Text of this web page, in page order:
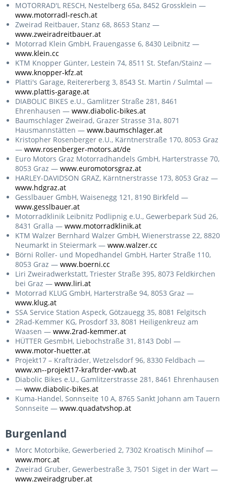
MOTORRAD'L RESCH, Nestelberg 65a, 8452 Grossklein —
www.motorradl-resch.at
Zweirad Reitbauer, Stanz 68, 8653 Stanz —
www.zweiradreitbauer.at
Motorrad Klein GmbH, Frauengasse 6, 8430 Leibnitz —
www.klein.cc
KTM Knopper Günter, Lestein 74, 8511 St. Stefan/Stainz —
www.knopper-kfz.at
Platti's Garage, Reitererberg 3, 8543 St. Martin / Sulmtal —
www.plattis-garage.at
DIABOLIC BIKES e.U., Gamlitzer Straße 281, 8461
Ehrenhausen — www.diabolic-bikes.at
Baumschlager Zweirad, Grazer Strasse 31a, 8071
Hausmannstätten — www.baumschlager.at
Kristopher Rosenberger e.U., Kärntnerstraße 170, 8053 Graz
— www.rosenberger-motors.at/de
Euro Motors Graz Motorradhandels GmbH, Harterstrasse 70,
8053 Graz — www.euromotorsgraz.at
HARLEY-DAVIDSON GRAZ, Kärntnerstrasse 173, 8053 Graz —
www.hdgraz.at
Gesslbauer GmbH, Waisenegg 121, 8190 Birkfeld —
www.gesslbauer.at
Motorradklinik Leibnitz Podlipnig e.U., Gewerbepark Süd 26,
8431 Gralla — www.motorradklinik.at
KTM Walzer Bernhard Walzer GmbH, Wienerstrasse 22, 8820
Neumarkt in Steiermark — www.walzer.cc
Börni Roller- und Mopedhandel GmbH, Harter Straße 110,
8053 Graz — www.boerni.cc
Liri Zweiradwerkstatt, Triester Straße 395, 8073 Feldkirchen
bei Graz — www.liri.at
Motorrad KLUG GmbH, Harterstraße 94, 8053 Graz —
www.klug.at
SSA Service Station Aspeck, Götzauegg 35, 8081 Felgitsch
2Rad-Kemmer KG, Prosdorf 33, 8081 Heiligenkreuz am
Waasen — www.2rad-kemmer.at
HÜTTER GesmbH, Liebochstraße 31, 8143 Dobl —
www.motor-huetter.at
Projekt17 – Krafträder, Wetzelsdorf 96, 8330 Feldbach —
www.xn--projekt17-kraftrder-vwb.at
Diabolic Bikes e.U., Gamlitzerstrasse 281, 8461 Ehrenhausen
— www.diabolic-bikes.at
Kuma-Handel, Sonnseite 10 A, 8765 Sankt Johann am Tauern
Sonnseite — www.quadatvshop.at
Burgenland
Morc Motorbike, Gewerberied 2, 7302 Kroatisch Minihof —
www.morc.at
Zweirad Gruber, Gewerbestraße 3, 7501 Siget in der Wart —
www.zweiradgruber.at